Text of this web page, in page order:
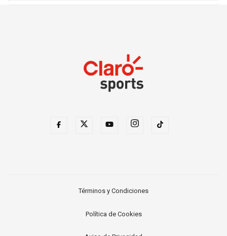
Términos y Condiciones
Política de Cookies